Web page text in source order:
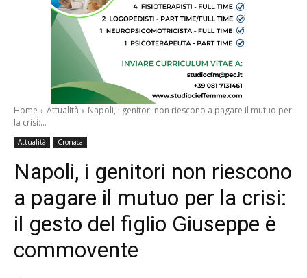
Home Attualità
Napoli, i genitori non riescono a pagare il mutuo per
la crisi:...
Attualità Cronaca
Napoli, i genitori non riescono
a pagare il mutuo per la crisi:
il gesto del figlio Giuseppe è
commovente